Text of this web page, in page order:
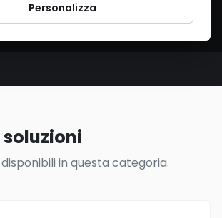
del tenant, sicurezza e
in questa categoria.
Personalizza